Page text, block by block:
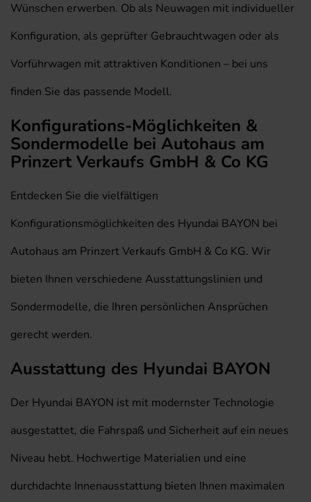
Wünschen erwerben. Ob als Neuwagen mit individueller
Konfiguration, als geprüfter Gebrauchtwagen oder als
Vorführwagen mit attraktiven Konditionen – bei uns
finden Sie das passende Modell.
Konfigurations-Möglichkeiten &
Sondermodelle bei Autohaus am
Prinzert Verkaufs GmbH & Co KG
Entdecken Sie die vielfältigen
Konfigurationsmöglichkeiten des Hyundai BAYON bei
Autohaus am Prinzert Verkaufs GmbH & Co KG. Wir
bieten Ihnen verschiedene Ausstattungslinien und
Sondermodelle, die Ihren persönlichen Ansprüchen
gerecht werden.
Ausstattung des Hyundai BAYON
Der Hyundai BAYON ist mit modernster Technologie
ausgestattet, die Fahrspaß und Sicherheit auf ein neues
Niveau hebt. Hochwertige Materialien und eine
durchdachte Innenausstattung bieten Ihnen maximalen